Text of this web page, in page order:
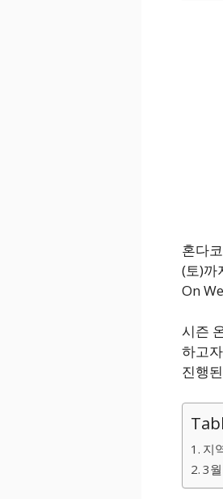
혼다
(토)까
On
시즌
하고
진행
지
3